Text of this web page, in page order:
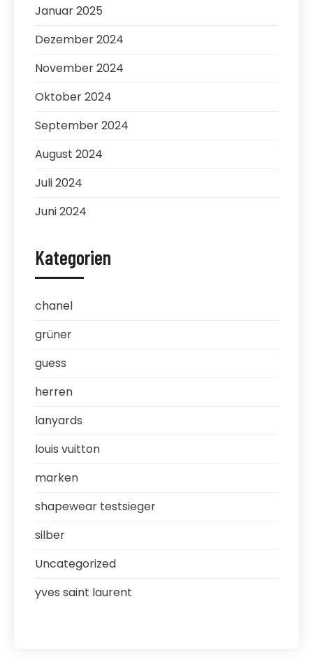
Januar 2025
Dezember 2024
November 2024
Oktober 2024
September 2024
August 2024
Juli 2024
Juni 2024
Kategorien
chanel
grüner
guess
herren
lanyards
louis vuitton
marken
shapewear testsieger
silber
Uncategorized
yves saint laurent